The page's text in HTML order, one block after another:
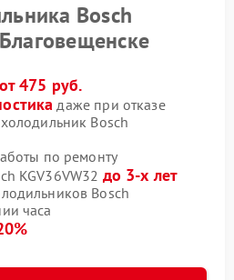
Bosch
от 475 руб.
даже при отказе
Bosch
по ремонту
KGV36VW32 до 3-х лет
Bosch
часа